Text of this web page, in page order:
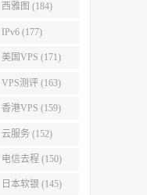
西雅图 (184)
IPv6 (177)
美国VPS (171)
VPS测评 (163)
香港VPS (159)
云服务 (152)
电信去程 (150)
日本软银 (145)